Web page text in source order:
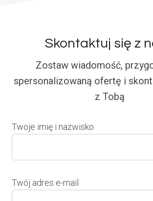
Skontaktuj się z
Zostaw wiadomość,
spersonalizowaną ofertę i
z Tobą
Twoje imię i nazwisko
Twój adres e-mail